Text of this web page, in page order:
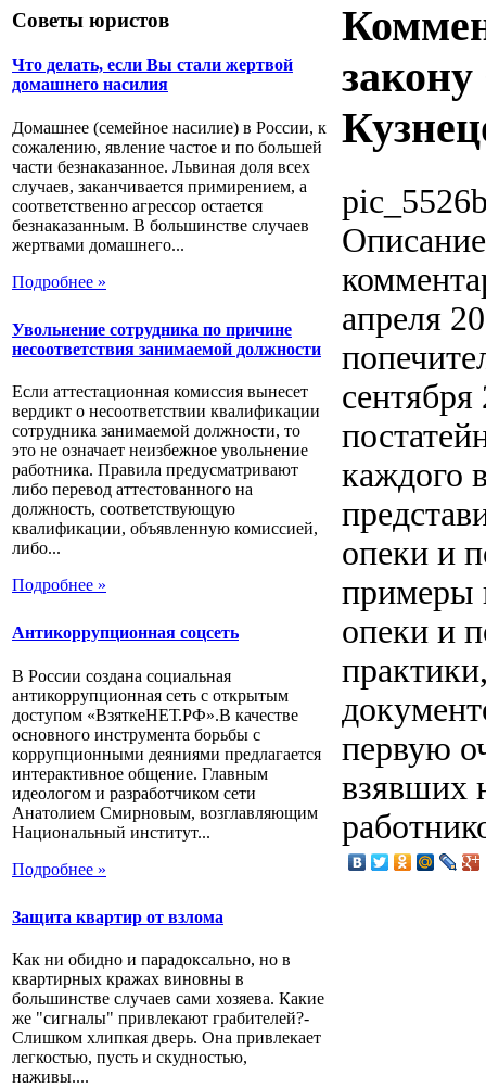
Советы юристов
Что делать, если Вы стали жертвой
домашнего насилия
Домашнее (семейное насилие) в России, к
сожалению, явление частое и по большей
части безнаказанное. Львиная доля всех
случаев, заканчивается примирением, а
соответственно агрессор остается
безнаказанным. В большинстве случаев
жертвами домашнего...
Подробнее »
Увольнение сотрудника по причине
несоответствия занимаемой должности
Если аттестационная комиссия вынесет
вердикт о несоответствии квалификации
сотрудника занимаемой должности, то
это не означает неизбежное увольнение
работника. Правила предусматривают
либо перевод аттестованного на
должность, соответствующую
квалификации, объявленную комиссией,
либо...
Подробнее »
Антикоррупционная соцсеть
В России создана социальная
антикоррупционная сеть с открытым
доступом «ВзяткеНЕТ.РФ».В качестве
основного инструмента борьбы с
коррупционными деяниями предлагается
интерактивное общение. Главным
идеологом и разработчиком сети
Анатолием Смирновым, возглавляющим
Национальный институт...
Подробнее »
Защита квартир от взлома
Как ни обидно и парадоксально, но в
квартирных кражах виновны в
большинстве случаев сами хозяева. Какие
же "сигналы" привлекают грабителей?-
Слишком хлипкая дверь. Она привлекает
легкостью, пусть и скудностью,
наживы....
Описание
апреля
каждого
опеки и
примеры
опеки и
первую
взявших